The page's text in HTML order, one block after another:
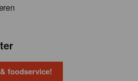
foodservice!